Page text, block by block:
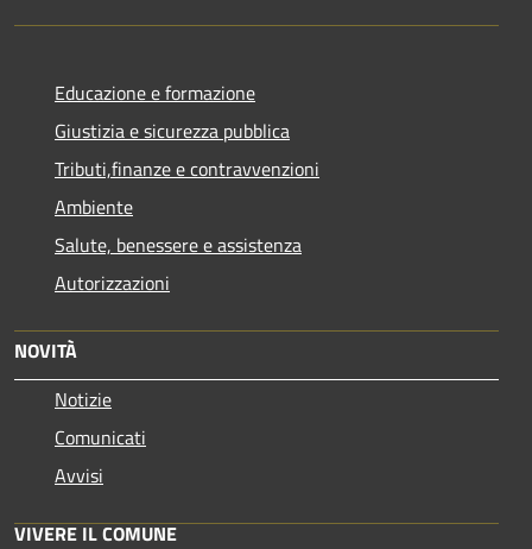
Educazione e formazione
Giustizia e sicurezza pubblica
Tributi,finanze e contravvenzioni
Ambiente
Salute, benessere e assistenza
Autorizzazioni
NOVITÀ
Notizie
Comunicati
Avvisi
VIVERE IL COMUNE